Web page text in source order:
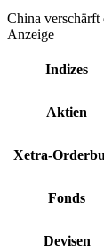
China
Anzeige
Indizes
Aktien
Xetra-
Fonds
Devisen